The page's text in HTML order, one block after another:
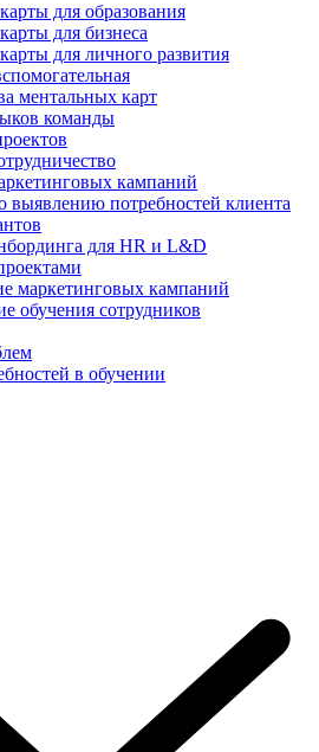
для образования
для бизнеса
для личного развития
ментальных карт
команды
кампаний
потребностей клиента
для HR и L&D
маркетинговых кампаний
обучения сотрудников
в обучении